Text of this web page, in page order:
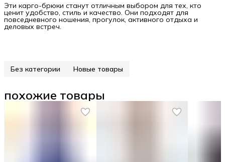
Эти карго-брюки станут отличным выбором для тех, кто
ценит удобство, стиль и качество. Они подходят для
повседневного ношения, прогулок, активного отдыха и
деловых встреч.
Без категории Новые товары
похожие товары